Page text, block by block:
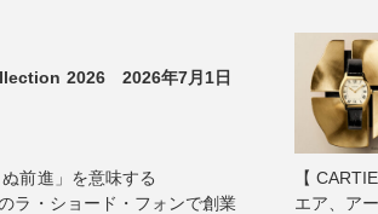
2026 2026年7月1日
前進」を意味する
ラ・ショード・フォンで創業
【
エア、ア